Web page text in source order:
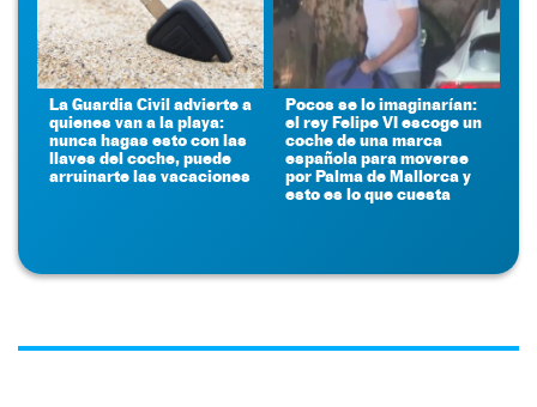
La Guardia Civil advierte a
quienes van a la playa:
nunca hagas esto con las
llaves del coche, puede
arruinarte las vacaciones
Pocos se lo imaginarían:
el rey Felipe VI escoge un
coche de una marca
española para moverse
por Palma de Mallorca y
esto es lo que cuesta